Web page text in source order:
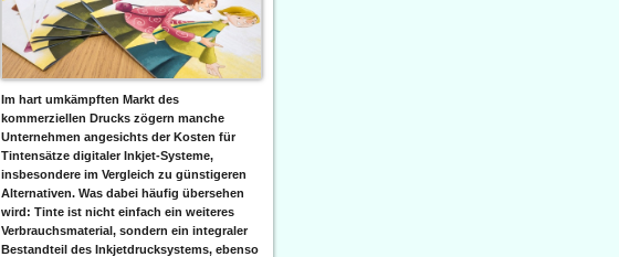
Im hart umkämpften Markt des
kommerziellen Drucks zögern manche
Unternehmen angesichts der Kosten für
Tintensätze digitaler Inkjet-Systeme,
insbesondere im Vergleich zu günstigeren
Alternativen. Was dabei häufig übersehen
wird: Tinte ist nicht einfach ein weiteres
Verbrauchsmaterial, sondern ein integraler
Bestandteil des Inkjetdrucksystems, ebenso